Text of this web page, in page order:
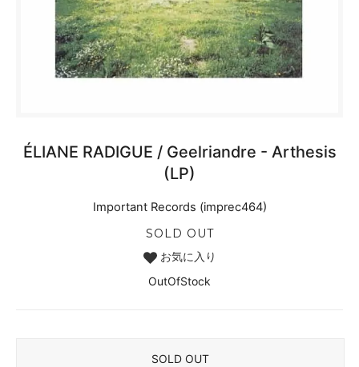
ÉLIANE RADIGUE / Geelriandre - Arthesis
(LP)
Important Records (imprec464)
SOLD OUT
お気に入り
OutOfStock
SOLD OUT